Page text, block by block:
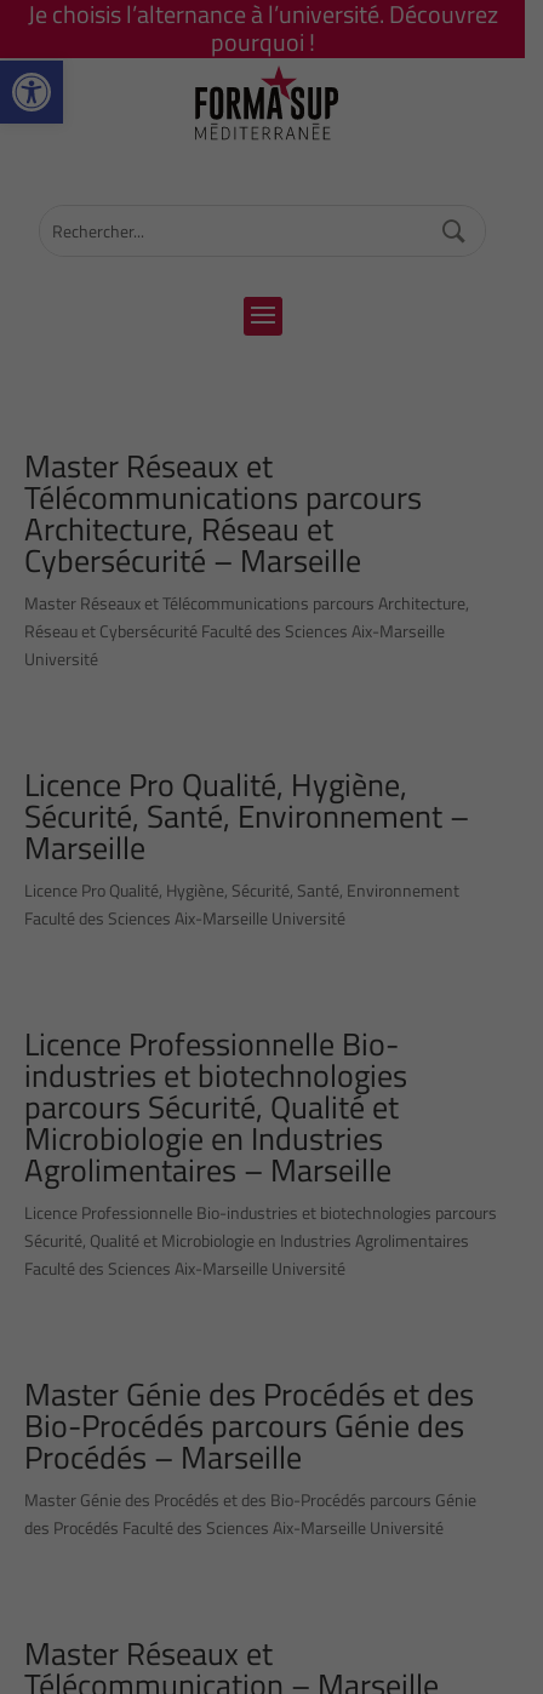
Ouvrir la barre d’outils
Je choisis l’alternance à l’université. Découvrez
pourquoi !
Master Réseaux et
Télécommunications parcours
Architecture, Réseau et
Cybersécurité – Marseille
Master Réseaux et Télécommunications parcours Architecture,
Réseau et Cybersécurité Faculté des Sciences Aix-Marseille
Université
Licence Pro Qualité, Hygiène,
Sécurité, Santé, Environnement –
Marseille
Licence Pro Qualité, Hygiène, Sécurité, Santé, Environnement
Faculté des Sciences Aix-Marseille Université
Licence Professionnelle Bio-
industries et biotechnologies
parcours Sécurité, Qualité et
Microbiologie en Industries
Agrolimentaires – Marseille
Licence Professionnelle Bio-industries et biotechnologies parcours
Sécurité, Qualité et Microbiologie en Industries Agrolimentaires
Faculté des Sciences Aix-Marseille Université
Master Génie des Procédés et des
Bio-Procédés parcours Génie des
Procédés – Marseille
Master Génie des Procédés et des Bio-Procédés parcours Génie
des Procédés Faculté des Sciences Aix-Marseille Université
Master Réseaux et